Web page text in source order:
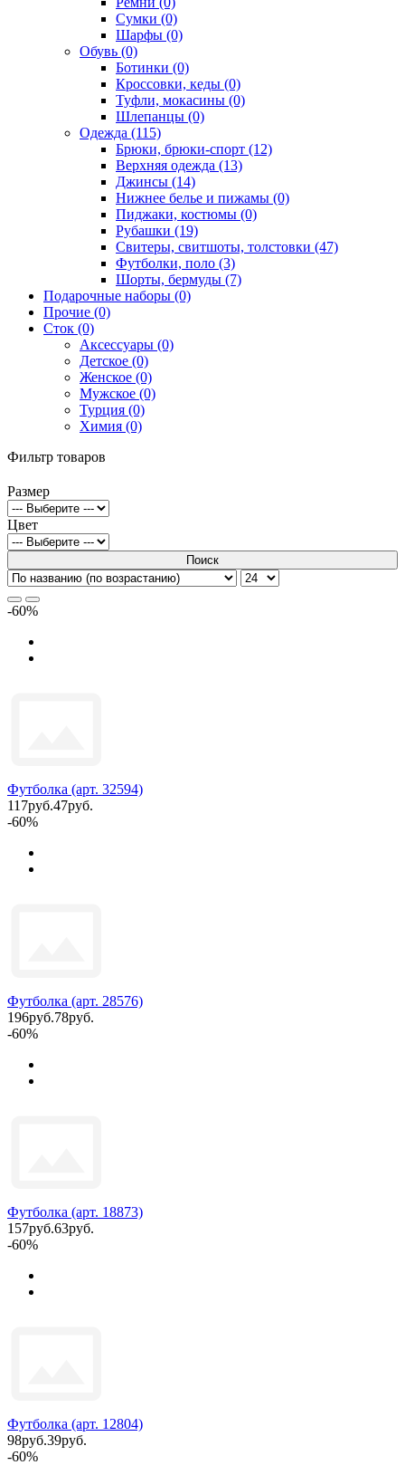
Сумки (0)
Шарфы (0)
Обувь (0)
Ботинки (0)
Кроссовки, кеды (0)
Туфли, мокасины (0)
Шлепанцы (0)
Одежда (115)
Брюки, брюки-спорт (12)
Верхняя одежда (13)
Джинсы (14)
Нижнее белье и пижамы (0)
Пиджаки, костюмы (0)
Рубашки (19)
Свитеры, свитшоты, толстовки (47)
Футболки, поло (3)
Шорты, бермуды (7)
Подарочные наборы (0)
Прочие (0)
Сток (0)
Аксессуары (0)
Детское (0)
Женское (0)
Мужское (0)
Турция (0)
Химия (0)
Фильтр товаров
Размер
Цвет
Поиск
-60%
Футболка (арт. 32594)
117руб.47руб.
-60%
Футболка (арт. 28576)
196руб.78руб.
-60%
Футболка (арт. 18873)
157руб.63руб.
-60%
Футболка (арт. 12804)
98руб.39руб.
-60%